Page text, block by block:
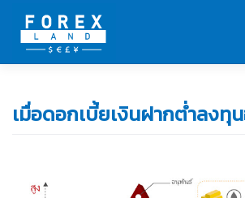
content
เมื่อดอกเบี้ยเงินฝากต่ำลงทุน